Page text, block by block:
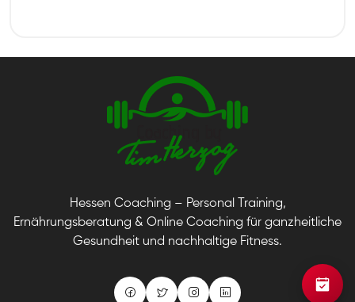
Hessen Coaching – Personal Training,
Ernährungsberatung & Online Coaching für ganzheitliche
Gesundheit und nachhaltige Fitness.